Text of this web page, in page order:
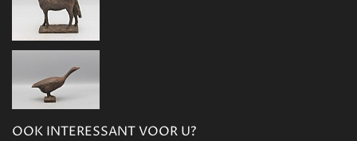
OOK INTERESSANT VOOR U?